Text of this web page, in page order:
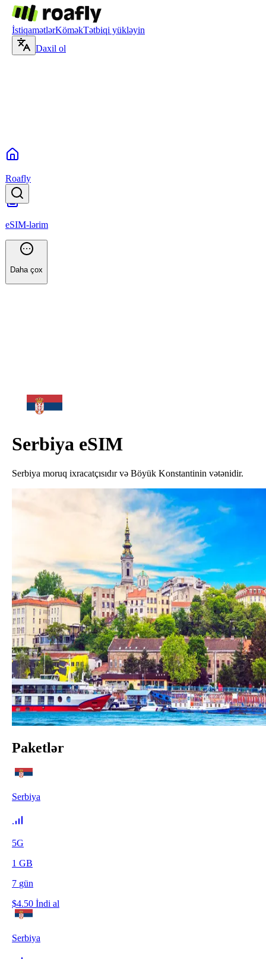
İstiqamətlərKöməkTətbiqi yükləyin
Daxil ol
Roafly
eSIM-lərim
Daha çox
Serbiya eSIM
Serbiya moruq ixracatçısıdır və Böyük Konstantinin vətənidir.
Paketlər
Serbiya
5G
1 GB
7 gün
$4.50 İndi al
Serbiya